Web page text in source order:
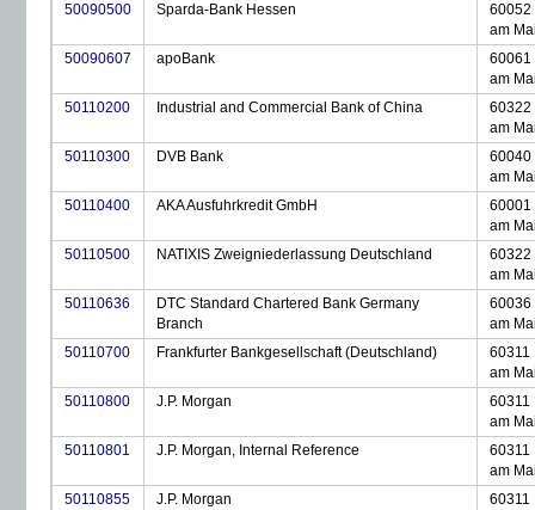
50090500
Sparda-Bank Hessen
60052
am
50090607
apoBank
60061
am
50110200
Industrial and Commercial Bank of China
60322
am
50110300
DVB Bank
60040
am
50110400
AKA Ausfuhrkredit GmbH
60001
am
50110500
NATIXIS Zweigniederlassung Deutschland
60322
am
50110636
DTC Standard Chartered Bank Germany
Branch
60036
am
50110700
Frankfurter Bankgesellschaft (Deutschland)
60311
am
50110800
J.P. Morgan
60311
am
50110801
J.P. Morgan, Internal Reference
60311
am
50110855
J.P. Morgan
60311